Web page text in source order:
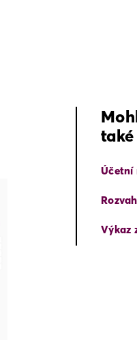
Účetní
Výkaz